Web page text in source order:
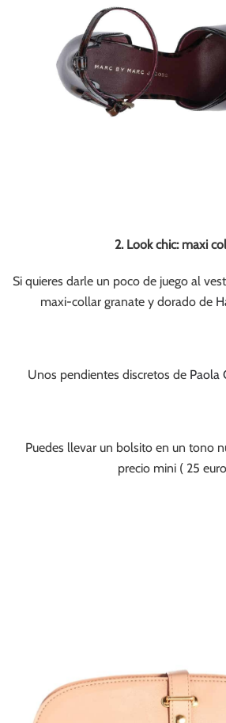
2. Look chic: maxi
Si quieres darle un poco de juego al
maxi-collar granate y dorado de
Unos pendientes discretos de Paola
Puedes llevar un bolsito en un tono
precio mini ( 25